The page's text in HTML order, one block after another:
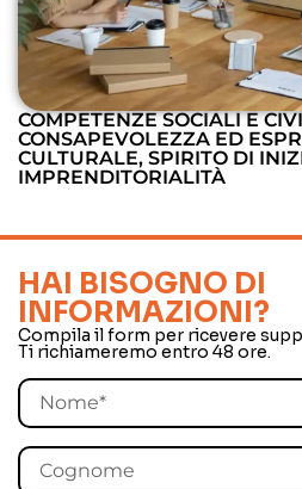
COMPETENZE SOCIALI E
CONSAPEVOLEZZA ED
CULTURALE, SPIRITO DI
IMPRENDITORIALITÀ
HAI BISOGNO DI
INFORMAZIONI?
Compila il form per ricevere
Ti richiameremo entro 48 ore.